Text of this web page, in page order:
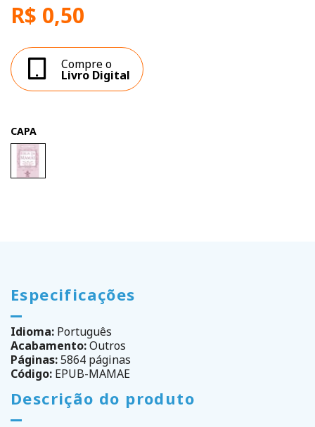
R$ 0,50
Compre o
Livro Digital
CAPA
Especificações
Idioma: Português
Acabamento:Outros
Páginas:5864 páginas
Código: EPUB-MAMAE
Descrição do produto